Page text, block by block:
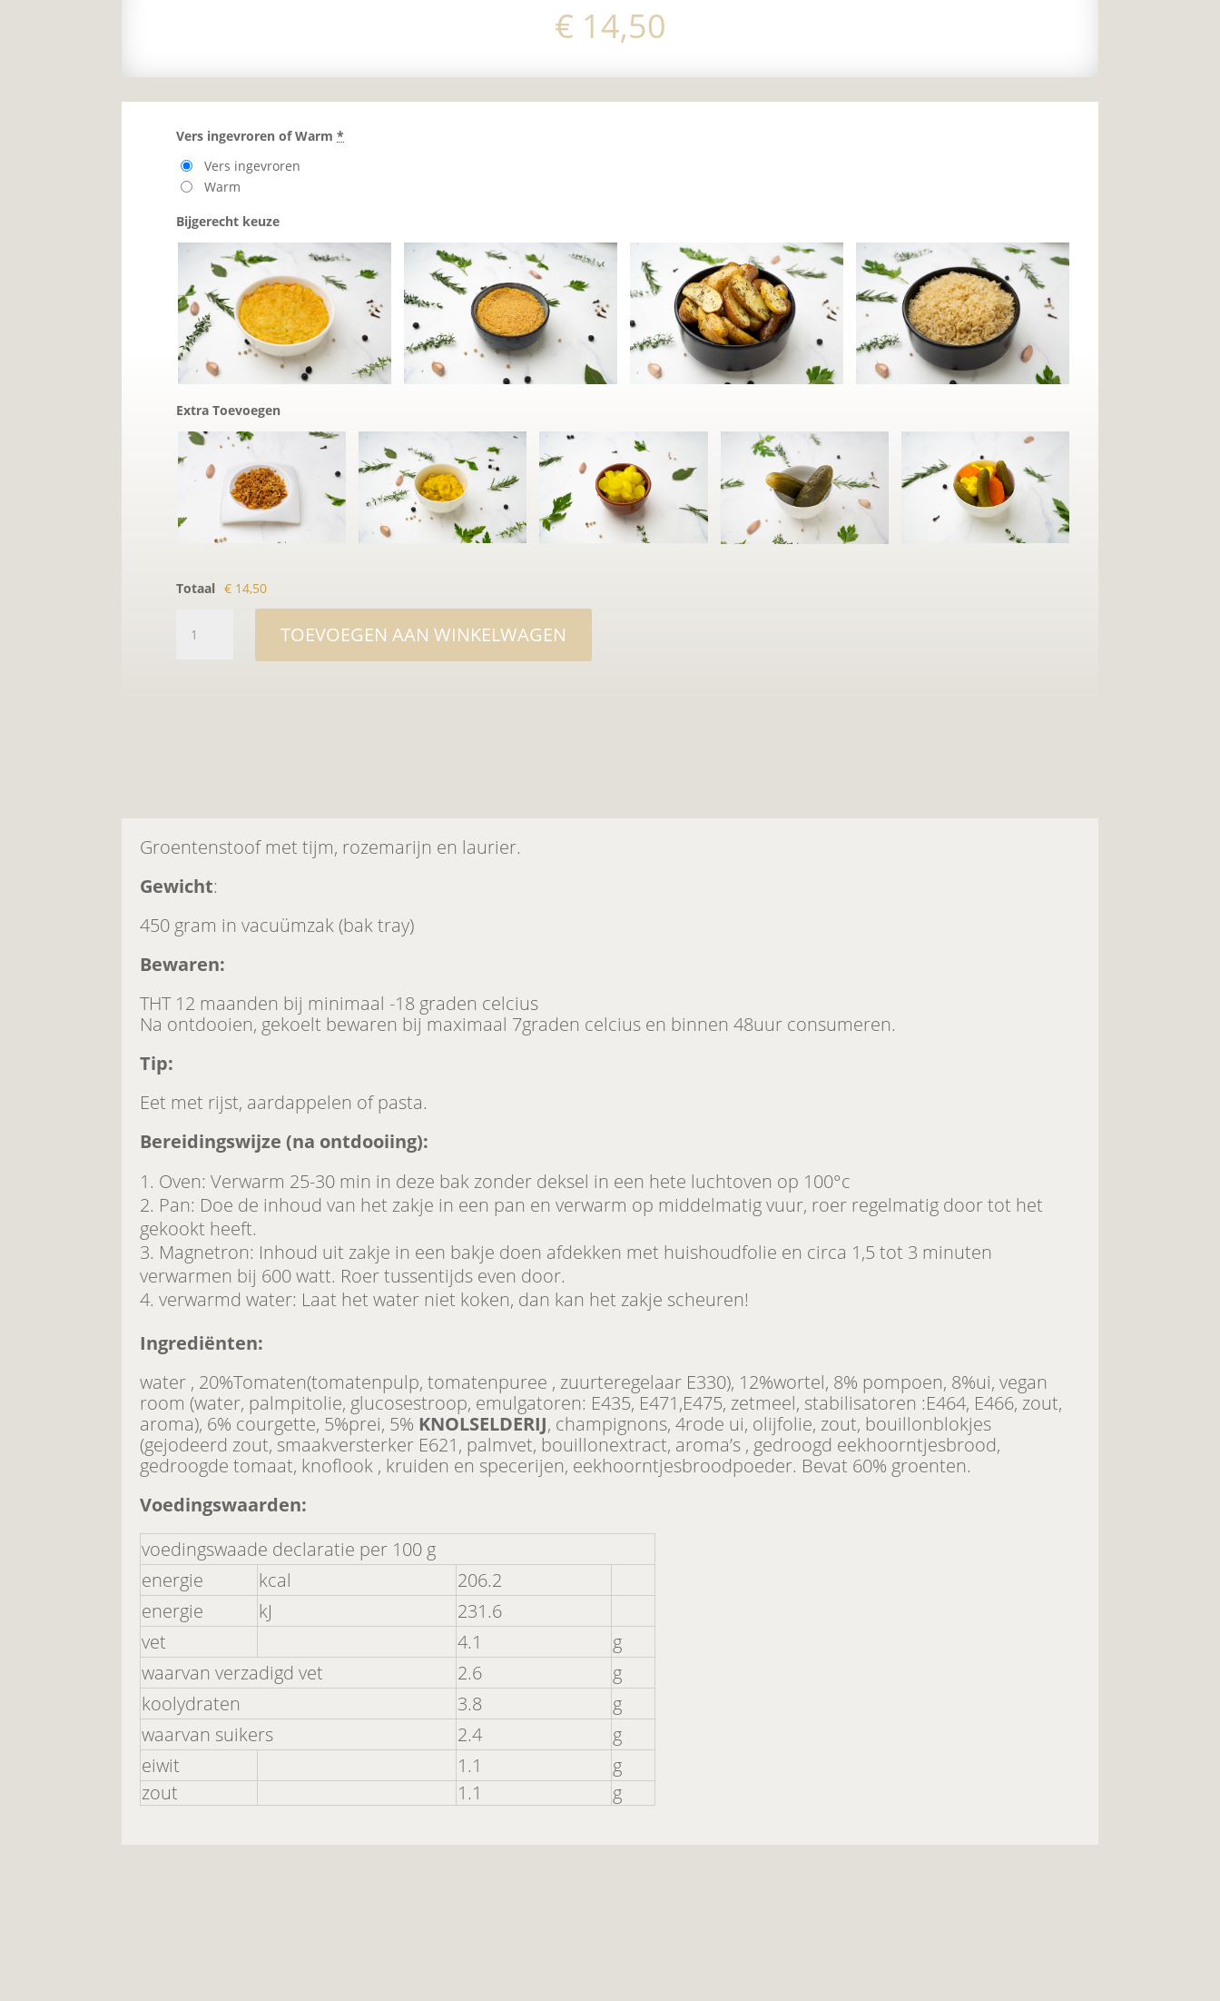
€ 14,50
Vers ingevroren of Warm *
Vers ingevroren
Warm
Bijgerecht keuze
Extra Toevoegen
Totaal € 14,50
aantal
TOEVOEGEN AAN WINKELWAGEN
Groentenstoof met tijm, rozemarijn en laurier.
Gewicht:
450 gram in vacuümzak (bak tray)
Bewaren:
THT 12 maanden bij minimaal -18 graden celcius
Na ontdooien, gekoelt bewaren bij maximaal 7graden celcius en binnen 48uur consumeren.
Tip:
Eet met rijst, aardappelen of pasta.
Bereidingswijze (na ontdooiing):
Oven: Verwarm 25-30 min in deze bak zonder deksel in een hete luchtoven op 100°c
Pan: Doe de inhoud van het zakje in een pan en verwarm op middelmatig vuur, roer regelmatig door tot het
gekookt heeft.
Magnetron: Inhoud uit zakje in een bakje doen afdekken met huishoudfolie en circa 1,5 tot 3 minuten
verwarmen bij 600 watt. Roer tussentijds even door.
verwarmd water: Laat het water niet koken, dan kan het zakje scheuren!
Ingrediënten:
water , 20%Tomaten(tomatenpulp, tomatenpuree , zuurteregelaar E330), 12%wortel, 8% pompoen, 8%ui, vegan
room (water, palmpitolie, glucosestroop, emulgatoren: E435, E471,E475, zetmeel, stabilisatoren :E464, E466, zout,
aroma), 6% courgette, 5%prei, 5% KNOLSELDERIJ, champignons, 4rode ui, olijfolie, zout, bouillonblokjes
(gejodeerd zout, smaakversterker E621, palmvet, bouillonextract, aroma’s , gedroogd eekhoorntjesbrood,
gedroogde tomaat, knoflook , kruiden en specerijen, eekhoorntjesbroodpoeder. Bevat 60% groenten.
Voedingswaarden:
voedingswaade declaratie per 100 g
energie
kcal
206.2
energie
kJ
231.6
vet
4.1
g
waarvan verzadigd vet
2.6
g
koolydraten
3.8
g
waarvan suikers
2.4
g
eiwit
1.1
g
zout
1.1 g